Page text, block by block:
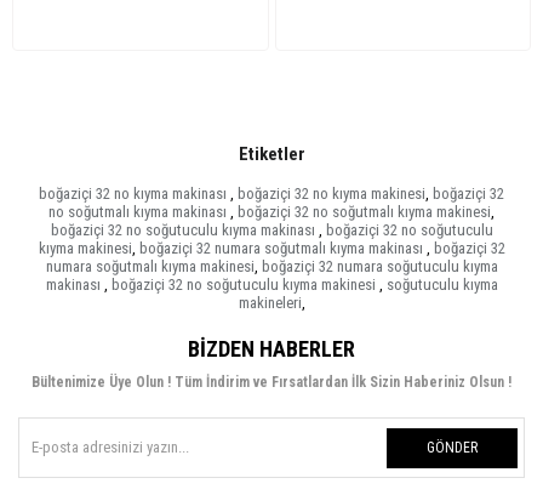
Etiketler
boğaziçi 32 no kıyma makinası boğaziçi 32 no kıyma makinesi boğaziçi 32
no soğutmalı kıyma makinası
boğaziçi 32 no soğutmalı kıyma makinesi
boğaziçi 32 no soğutuculu kıyma makinası
boğaziçi 32 no soğutuculu
kıyma makinesi boğaziçi 32 numara soğutmalı kıyma makinası
boğaziçi 32
numara soğutmalı kıyma makinesi boğaziçi 32 numara soğutuculu kıyma
makinası
boğaziçi 32 no soğutuculu kıyma makinesi
soğutuculu kıyma
makineleri
BIZDEN HABERLER
Bültenimize Üye Olun ! Tüm İndirim ve Fırsatlardan İlk Sizin Haberiniz Olsun !
GÖNDER